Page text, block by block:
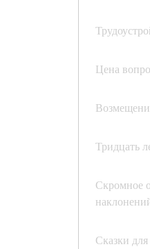
Цена
Тридцать
Скромное
Сказки